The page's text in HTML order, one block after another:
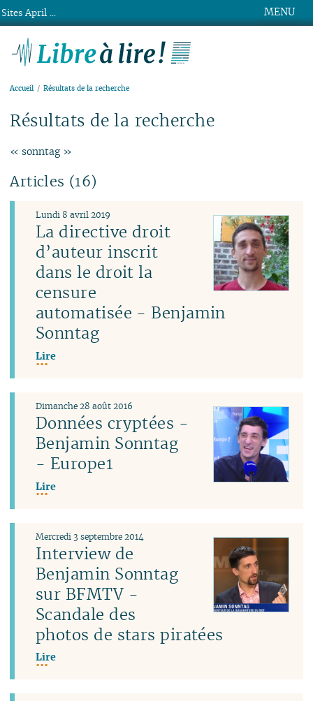
MENU
Accueil Résultats de la recherche
Résultats de la recherche
« sonntag »
Articles (16)
La directive droit
d’auteur inscrit
dans le droit la
censure
automatisée - Benjamin
Sonntag
Lundi 8 avril 2019
Lire
Données cryptées -
Benjamin Sonntag
- Europe1
Dimanche 28 août 2016
Lire
Interview de
Benjamin Sonntag
sur BFMTV -
Scandale des
photos de stars piratées
Mercredi 3 septembre 2014
Lire
Sites April ...